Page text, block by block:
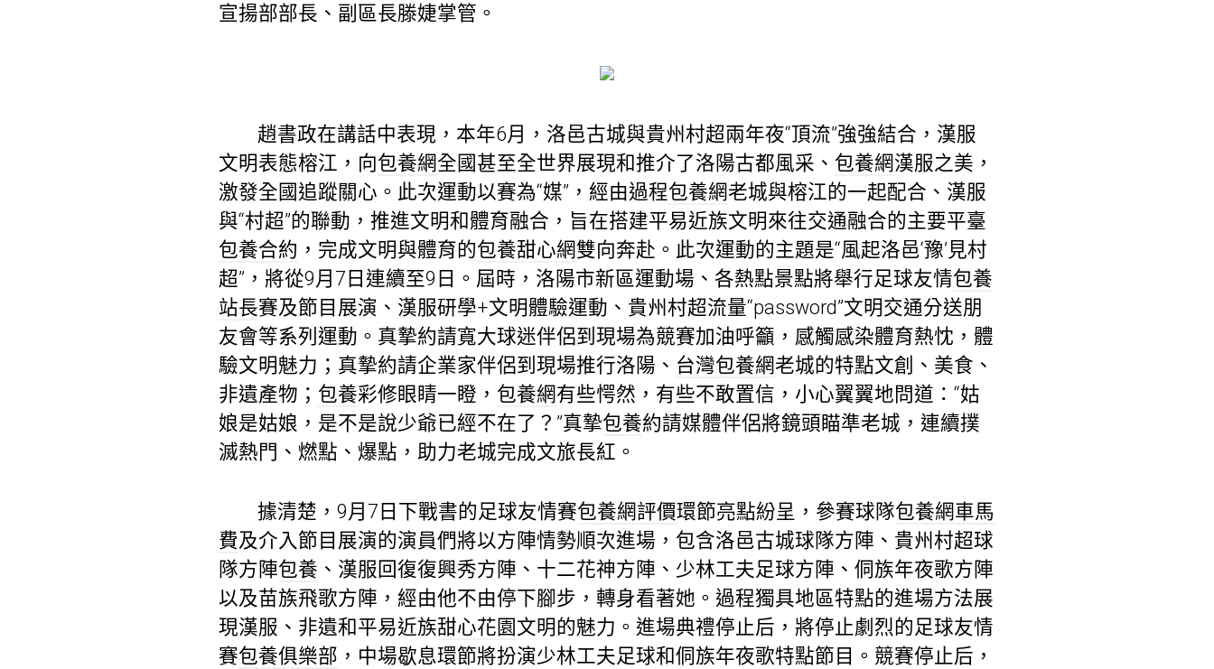
宣揚部部長、副區長滕婕掌管。
趙書政在講話中表現，本年6月，洛邑古城與貴州村超兩年夜“頂流”強強結合，漢服
文明表態榕江，向包養網全國甚至全世界展現和推介了洛陽古都風采、 包養網漢服之美，
激發全國追蹤關心。此次運動以賽為“媒”，經由過程包養網老城與榕江的一起配合、漢服
與“村超”的聯動，推進文明和體育融合，旨在搭建平易近族文明來往交通融合的主要平臺
包養合約 ，完成文明與體育的包養甜心網雙向奔赴。此次運動的主題是“風起洛邑‘豫’見村
超”，將從9月7日連續至9日。屆時，洛陽市新區運動場、各熱點景點將舉行足球友情包養
站長賽及節目展演、漢服研學+文明體驗運動、貴州村超流量“password”文明交通分送朋
友會等系列運動。真摯約請寬大球迷伴侶到現場為競賽加油呼籲，感觸感染體育熱忱，體
驗文明魅力；真摯約請企業家伴侶到現場推行洛陽、 台灣包養網老城的特點文創、美食、
非遺產物； 包養彩修眼睛一瞪， 包養網有些愕然，有些不敢置信，小心翼翼地問道：“姑
娘是姑娘，是不是說少爺已經不在了？”真摯包養約請媒體伴侶將鏡頭瞄準老城，連續撲
滅熱門、燃點、爆點，助力老城完成文旅長紅。
據清楚，9月7日下戰書的足球友情賽包養網評價環節亮點紛呈，參賽球隊包養網車馬
費及介入節目展演的演員們將以方陣情勢順次進場，包含洛邑古城球隊方陣、貴州村超球
隊方陣包養 、漢服回復復興秀方陣、十二花神方陣、少林工夫足球方陣、侗族年夜歌方陣
以及苗族飛歌方陣，經由他不由停下腳步，轉身看著她。過程獨具地區特點的進場方法展
現漢服、非遺和平易近族甜心花園文明的魅力。進場典禮停止后，將停止劇烈的足球友情
賽包養俱樂部 ，中場歇息環節將扮演少林工夫足球和侗族年夜歌特點節目。競賽停止后，